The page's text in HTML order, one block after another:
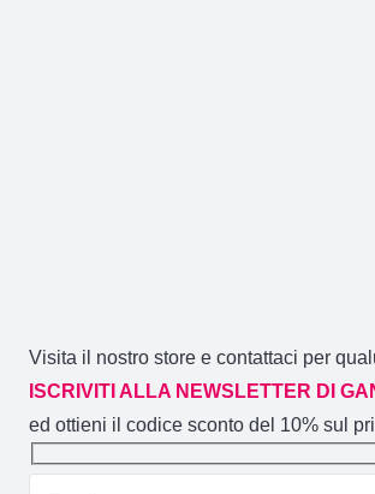
Visita il nostro store e contattaci per
ISCRIVITI ALLA NEWSLETTER DI
ed ottieni il codice sconto del 10% sul